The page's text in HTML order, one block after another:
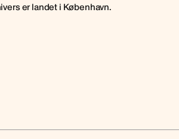
er landet i København.